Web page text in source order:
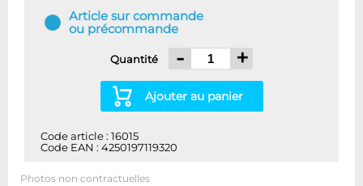
Article sur commande
ou précommande
Quantité - +
Ajouter au panier
Code article : 16015
Code EAN : 4250197119320
Photos non contractuelles